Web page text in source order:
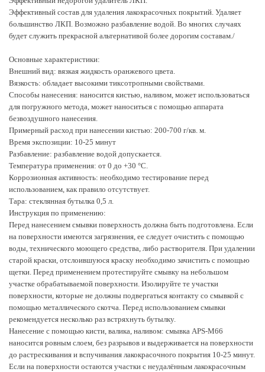
Эффективный состав для удаления лакокрасочных покрытий. Удаляет
большинство ЛКП. Возможно разбавление водой. Во многих случаях
будет служить прекрасной альтернативой более дорогим составам./
Основные характеристики:
Внешний вид: вязкая жидкость оранжевого цвета.
Вязкость: обладает высокими тиксотропными свойствами.
Способы нанесения: наносится кистью, наливом, может использоваться
для погружного метода, может наноситься с помощью аппарата
безвоздушного нанесения.
Примерный расход при нанесении кистью: 200-700 г/кв. м.
Время экспозиции: 10-25 минут
Разбавление: разбавление водой допускается.
Температура применения: от 0 до +30 °С.
Коррозионная активность: необходимо тестирование перед
использованием, как правило отсутствует.
Тара: стеклянная бутылка 0,5 л.
Инструкция по применению:
Перед нанесением смывки поверхность должна быть подготовлена. Если
на поверхности имеются загрязнения, ее следует очистить с помощью
воды, технического моющего средства, либо растворителя. При удалении
старой краски, отслоившуюся краску необходимо зачистить с помощью
щетки. Перед применением протестируйте смывку на небольшом
участке обрабатываемой поверхности. Изолируйте те участки
поверхности, которые не должны подвергаться контакту со смывкой с
помощью металлического скотча. Перед использованием смывки
рекомендуется несколько раз встряхнуть бутылку.
Нанесение с помощью кисти, валика, наливом: смывка APS-М66
наносится ровным слоем, без разрывов и выдерживается на поверхности
до растрескивания и вспучивания лакокрасочного покрытия 10-25 минут.
Если на поверхности остаются участки с неудалённым лакокрасочным